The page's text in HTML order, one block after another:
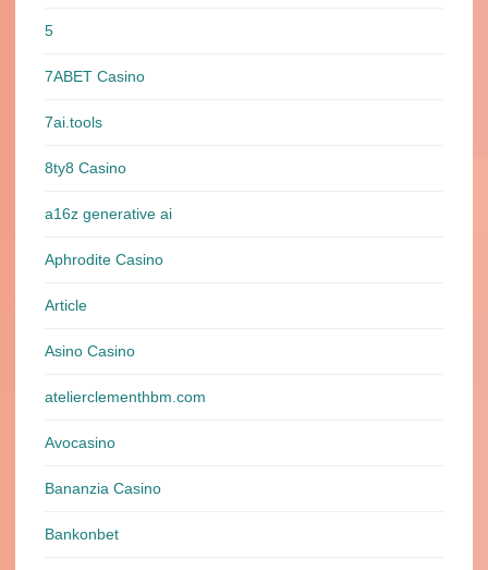
5
7ABET Casino
7ai.tools
8ty8 Casino
a16z generative ai
Aphrodite Casino
Article
Asino Casino
atelierclementhbm.com
Avocasino
Bananzia Casino
Bankonbet